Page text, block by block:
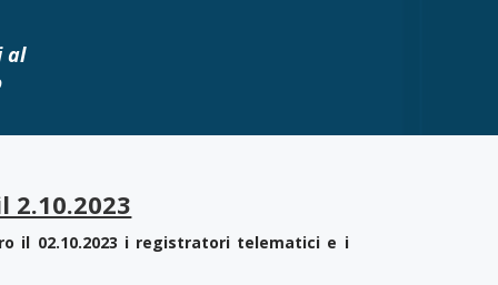
al
il 02.10.2023 i registratori telematici e i